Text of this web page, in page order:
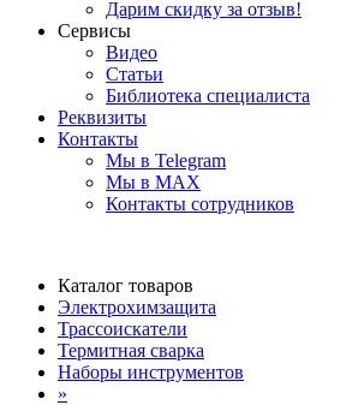
Дарим скидку за отзыв!
Сервисы
Видео
Статьи
Библиотека специалиста
Реквизиты
Контакты
Мы в Telegram
Мы в MAX
Контакты сотрудников
Каталог товаров
Электрохимзащита
Трассоискатели
Термитная сварка
Наборы инструментов
»